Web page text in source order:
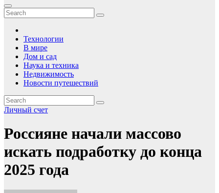
Технологии
В мире
Дом и сад
Наука и техника
Недвижимость
Новости путешествий
Личный счет
Россияне начали массово
искать подработку до конца
2025 года